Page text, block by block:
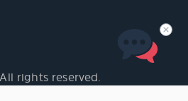
rights reserved.